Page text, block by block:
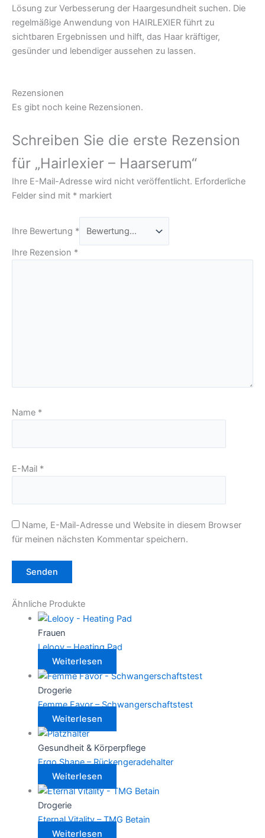
Lösung zur Verbesserung der Haargesundheit suchen. Die
regelmäßige Anwendung von HAIRLEXIER führt zu
sichtbaren Ergebnissen und hilft, das Haar kräftiger,
gesünder und lebendiger aussehen zu lassen.
Rezensionen
Es gibt noch keine Rezensionen.
Schreiben Sie die erste Rezension
für „Hairlexier – Haarserum“
Ihre E-Mail-Adresse wird nicht veröffentlicht. Erforderliche
Felder sind mit * markiert
Ihre Bewertung *
Ihre Rezension *
Name *
E-Mail *
Name, E-Mail-Adresse und Website in diesem Browser
für meinen nächsten Kommentar speichern.
Ähnliche Produkte
Frauen
Lelooy – Heating Pad
Weiterlesen
Drogerie
Femme Favor – Schwangerschaftstest
Weiterlesen
Gesundheit & Körperpflege
Ergo Shape – Rückengeradehalter
Weiterlesen
Drogerie
Eternal Vitality – TMG Betain
Weiterlesen